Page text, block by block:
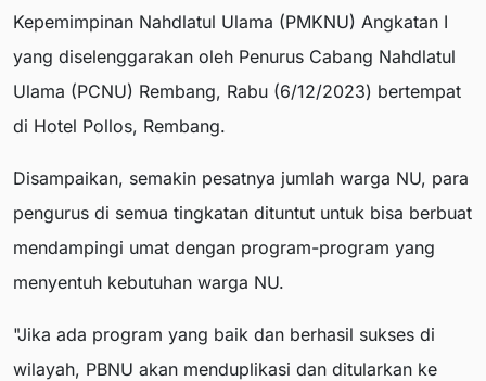
Kepemimpinan Nahdlatul Ulama (PMKNU) Angkatan I
yang diselenggarakan oleh Penurus Cabang Nahdlatul
Ulama (PCNU) Rembang, Rabu (6/12/2023) bertempat
di Hotel Pollos, Rembang.
Disampaikan, semakin pesatnya jumlah warga NU, para
pengurus di semua tingkatan dituntut untuk bisa berbuat
mendampingi umat dengan program-program yang
menyentuh kebutuhan warga NU.
"Jika ada program yang baik dan berhasil sukses di
wilayah, PBNU akan menduplikasi dan ditularkan ke